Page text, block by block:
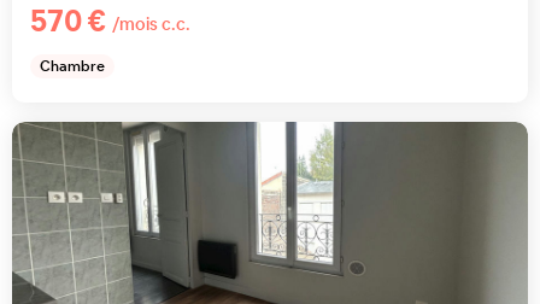
570 € /mois c.c.
Chambre